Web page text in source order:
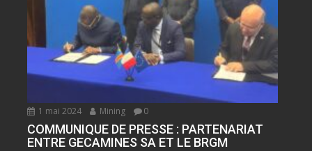
1 mai 2024 Mining 0
COMMUNIQUE DE PRESSE : PARTENARIAT
ENTRE GECAMINES SA ET LE BRGM